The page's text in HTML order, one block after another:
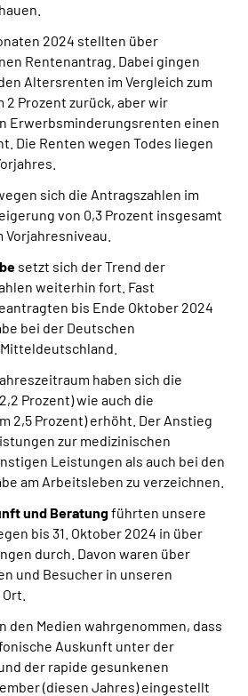
2024 stellten über
Rentenantrag. Dabei gingen
Altersrenten im Vergleich zum
2 Prozent zurück, aber wir
Erwerbsminderungsrenten einen
Die Renten wegen Todes liegen
sich die Antragszahlen im
von 0,3 Prozent insgesamt
setzt sich der Trend der
weiterhin fort. Fast
bis Ende Oktober 2024
bei der Deutschen
haben sich die
Prozent) wie auch die
2,5 Prozent) erhöht. Der Anstieg
zur medizinischen
Leistungen als auch bei den
am Arbeitsleben zu verzeichnen.
und Beratungführten unsere
bis 31. Oktober 2024 in über
durch. Davon waren über
und Besucher in unseren
den Medien wahrgenommen, dass
Auskunft unter der
der rapide gesunkenen
(diesen Jahres) eingestellt